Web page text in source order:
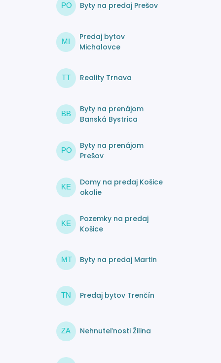
PO Byty na predaj Prešov
MI
Predaj bytov
Michalovce
TT Reality Trnava
BB
Byty na prenájom
Banská Bystrica
PO
Byty na prenájom
Prešov
KE
Domy na predaj Košice
okolie
KE
Pozemky na predaj
Košice
MT Byty na predaj Martin
TN Predaj bytov Trenčín
ZA Nehnuteľnosti Žilina